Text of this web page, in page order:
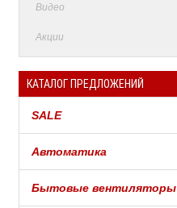
Видео
Акции
КАТАЛОГ ПРЕДЛОЖЕНИЙ
SALE
Автоматика
Бытовые вентиляторы